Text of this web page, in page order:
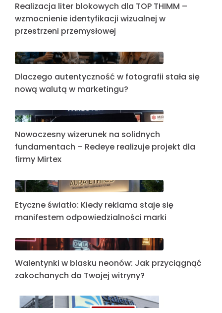
Realizacja liter blokowych dla TOP THIMM –
wzmocnienie identyfikacji wizualnej w
przestrzeni przemysłowej
Dlaczego autentyczność w fotografii stała się
nową walutą w marketingu?
Nowoczesny wizerunek na solidnych
fundamentach – Redeye realizuje projekt dla
firmy Mirtex
Etyczne światło: Kiedy reklama staje się
manifestem odpowiedzialności marki
Walentynki w blasku neonów: Jak przyciągnąć
zakochanych do Twojej witryny?